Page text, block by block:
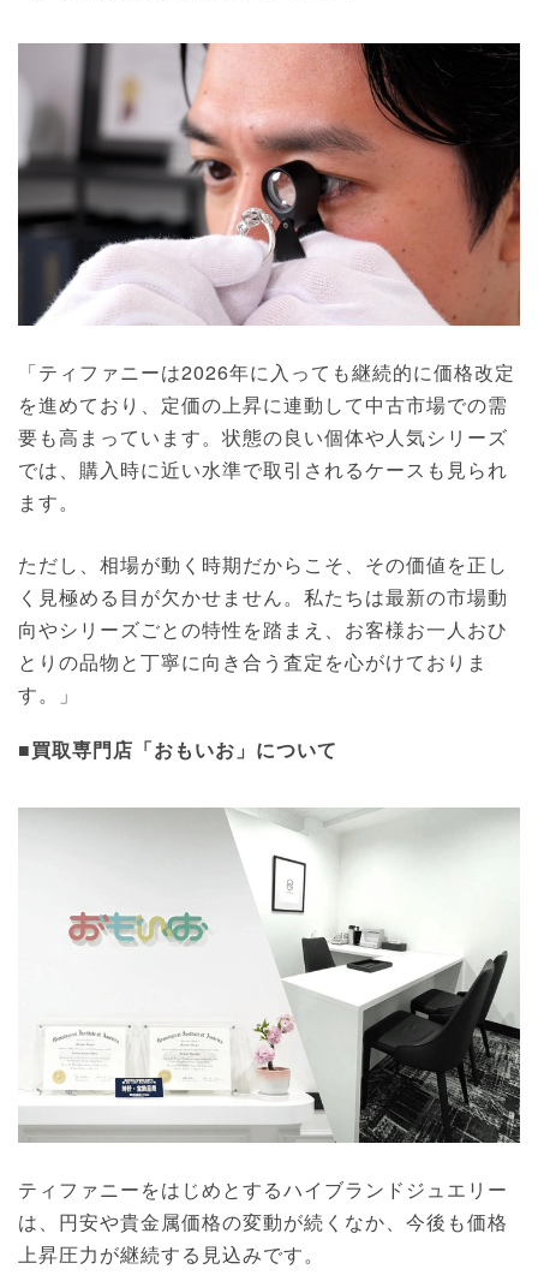
「ティファニーは2026年に入っても継続的に価格改定
を進めており、定価の上昇に連動して中古市場での需
要も高まっています。状態の良い個体や人気シリーズ
では、購入時に近い水準で取引されるケースも見られ
ます。
ただし、相場が動く時期だからこそ、その価値を正し
く見極める目が欠かせません。私たちは最新の市場動
向やシリーズごとの特性を踏まえ、お客様お一人おひ
とりの品物と丁寧に向き合う査定を心がけておりま
す。」
■買取専門店「おもいお」について
ティファニーをはじめとするハイブランドジュエリー
は、円安や貴金属価格の変動が続くなか、今後も価格
上昇圧力が継続する見込みです。